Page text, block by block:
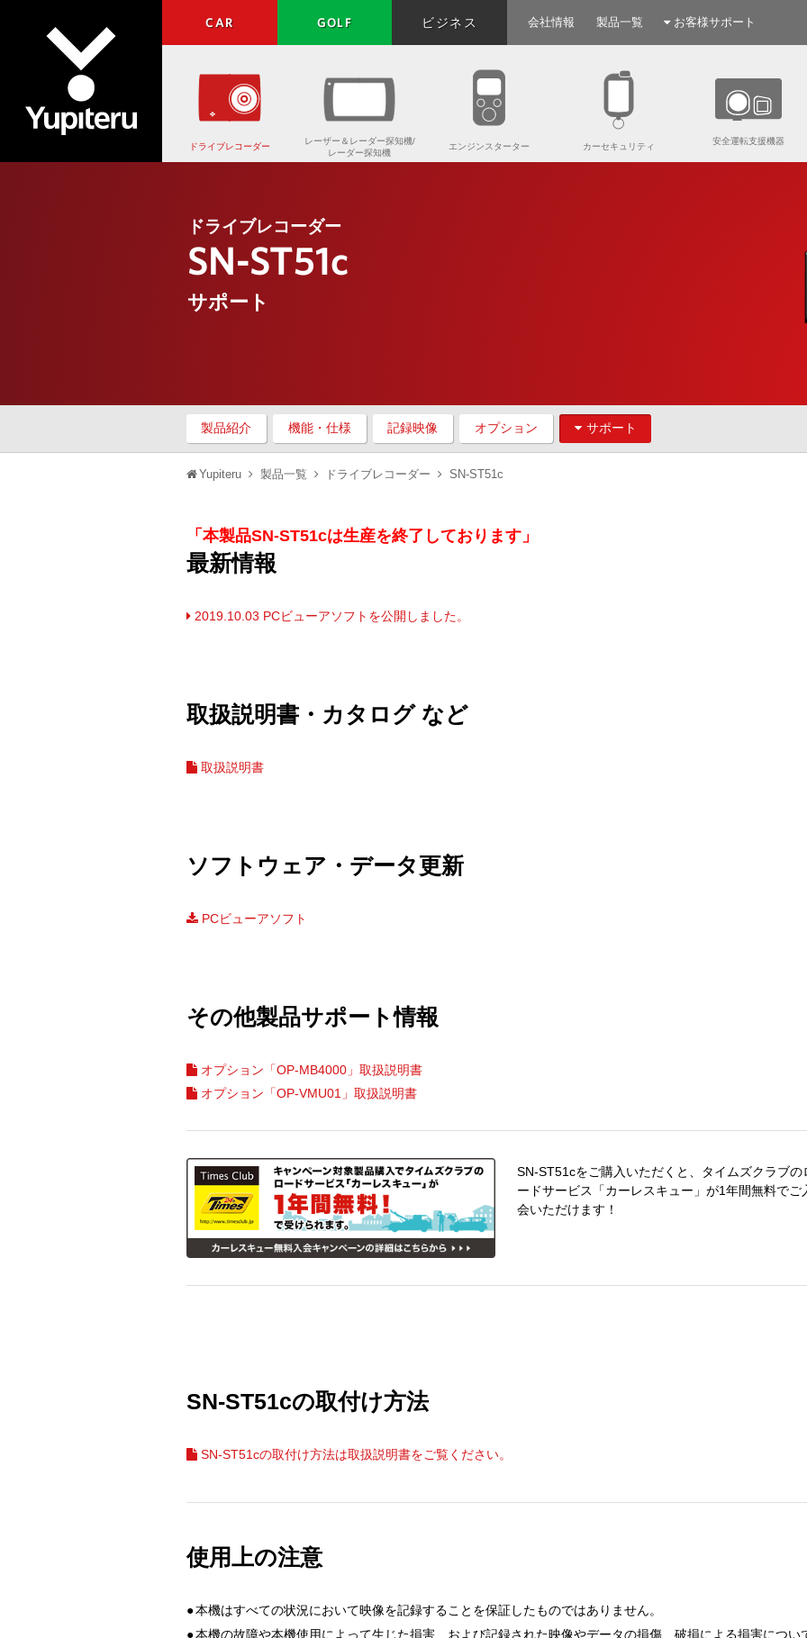
CAR GOLF ビジネス 会社情報 製品一覧 お客様サポート
ドライブレコーダー
レーザー＆レーダー探知機/
レーダー探知機
エンジンスターター カーセキュリティ
安全運転支援機器
ドライブレコーダー
SN-ST51c
サポート
製品紹介 機能・仕様 記録映像 オプション サポート
Yupiteru 製品一覧 ドライブレコーダー SN-ST51c
「本製品SN-ST51cは生産を終了しております」
最新情報
2019.10.03 PCビューアソフトを公開しました。
取扱説明書・カタログ など
取扱説明書
ソフトウェア・データ更新
PCビューアソフト
その他製品サポート情報
オプション「OP-MB4000」取扱説明書
オプション「OP-VMU01」取扱説明書
SN-ST51cをご購入いただくと、タイムズクラブの
ードサービス「カーレスキュー」が1年間無料でご
会いただけます！
SN-ST51cの取付け方法
SN-ST51cの取付け方法は取扱説明書をご覧ください。
使用上の注意
●本機はすべての状況において映像を記録することを保証したものではありません。
●本機の故障や本機使用によって生じた損害、および記録された映像やデータの損傷、破損による損害につい